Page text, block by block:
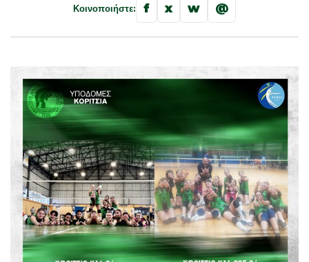
Κοινοποιήστε: f x w @